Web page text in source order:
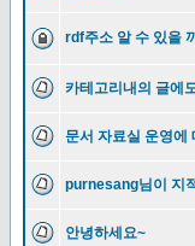
rdf주소 알 수 있을
카테고리내의 글에
문서 자료실 운영에
purnesang님이 지
안녕하세요~